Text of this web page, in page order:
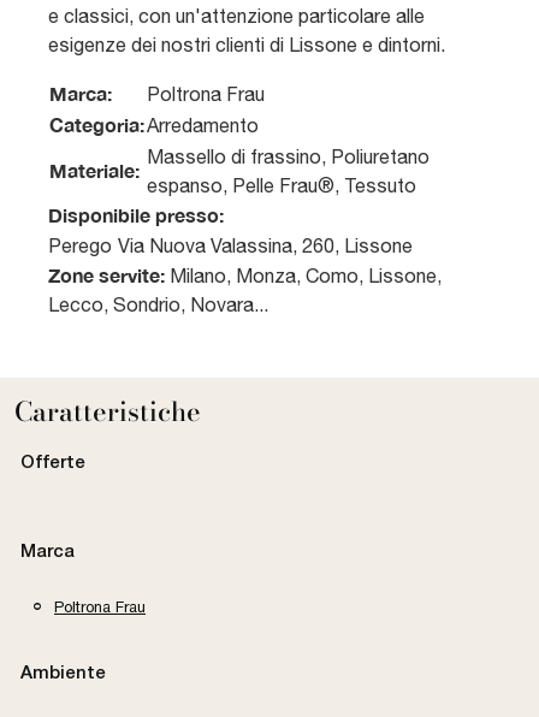
e classici, con un'attenzione particolare alle
esigenze dei nostri clienti di Lissone e dintorni.
Marca: Poltrona Frau
Categoria:Arredamento
Materiale:
Massello di frassino, Poliuretano
espanso, Pelle Frau®, Tessuto
Disponibile presso:
Perego Via Nuova Valassina, 260, Lissone
Zone servite: Milano, Monza, Como, Lissone,
Lecco, Sondrio, Novara...
Caratteristiche
Offerte
Marca
Poltrona Frau
Ambiente